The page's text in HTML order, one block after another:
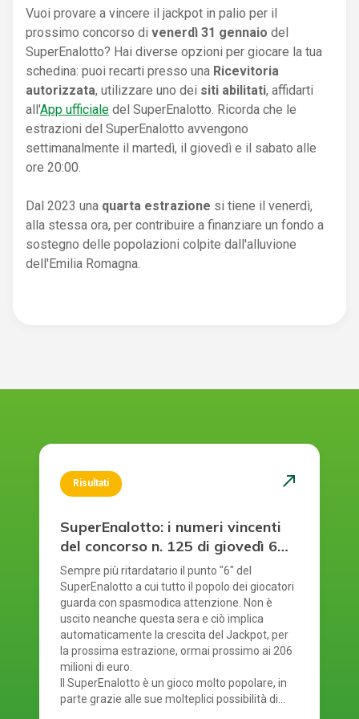
Vuoi provare a vincere il jackpot in palio per il
prossimo concorso di venerdì 31 gennaio del
SuperEnalotto? Hai diverse opzioni per giocare la tua
schedina: puoi recarti presso una Ricevitoria
autorizzata, utilizzare uno dei siti abilitati, affidarti
all'App ufficiale del SuperEnalotto. Ricorda che le
estrazioni del SuperEnalotto avvengono
settimanalmente il martedì, il giovedì e il sabato alle
ore 20:00.
Dal 2023 una quarta estrazione si tiene il venerdì,
alla stessa ora, per contribuire a finanziare un fondo a
sostegno delle popolazioni colpite dall'alluvione
dell'Emilia Romagna.
Risultati north_east
SuperEnalotto: i numeri vincenti
del concorso n. 125 di giovedì 6
agosto 2026
Sempre più ritardatario il punto "6" del
SuperEnalotto a cui tutto il popolo dei giocatori
guarda con spasmodica attenzione. Non è
uscito neanche questa sera e ciò implica
automaticamente la crescita del Jackpot, per
la prossima estrazione, ormai prossimo ai 206
milioni di euro.
Il SuperEnalotto è un gioco molto popolare, in
parte grazie alle sue molteplici possibilità di